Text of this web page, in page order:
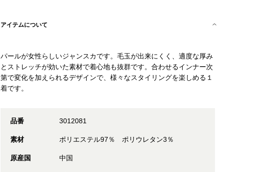
アイテムについて
パールが女性らしいジャンスカです。毛玉が出来にくく、適度な厚み
とストレッチが効いた素材で着心地も抜群です。合わせるインナー次
第で変化を加えられるデザインで、様々なスタイリングを楽しめる１
着です。
品番 3012081
素材 ポリエステル97％ ポリウレタン3％
原産国 中国